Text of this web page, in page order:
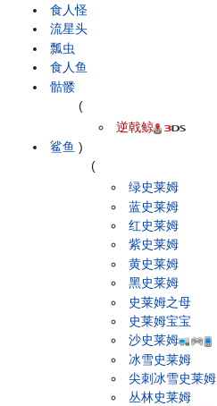
食人怪
流星头
瓢虫
食人鱼
骷髅
鲨鱼
(
逆戟鲸
)
(
绿史莱姆
蓝史莱姆
红史莱姆
紫史莱姆
黄史莱姆
黑史莱姆
史莱姆之母
史莱姆宝宝
沙史莱姆
冰雪史莱姆
尖刺冰雪史莱姆
丛林史莱姆